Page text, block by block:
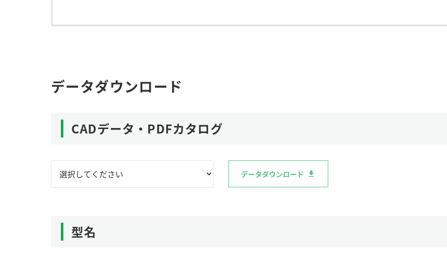
データダウンロード
CADデータ・PDFカタログ
データダウンロード
型名